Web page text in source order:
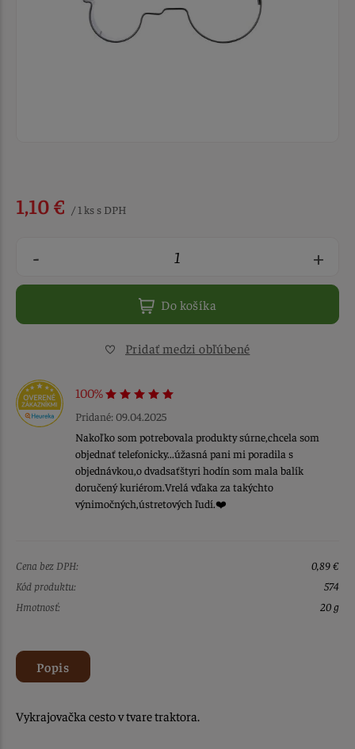
1,10 € / 1 ks s DPH
- +
Do košíka
Pridať medzi obľúbené
100%
Pridané: 09.04.2025
Nakoľko som potrebovala produkty súrne,chcela som
objednať telefonicky...úžasná pani mi poradila s
objednávkou,o dvadsaťštyri hodín som mala balík
doručený kuriérom.Vrelá vďaka za takýchto
výnimočných,ústretových ľudí.❤️
Cena bez DPH:
0,89 €
Kód produktu:
574
Hmotnosť:
20 g
Popis
Vykrajovačka cesto v tvare traktora.